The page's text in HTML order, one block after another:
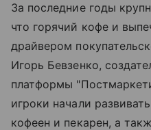
За последние годы
что горячий кофе и
драйвером
Игорь Бевзенко,
платформы
игроки начали
кофеен и пекарен, а